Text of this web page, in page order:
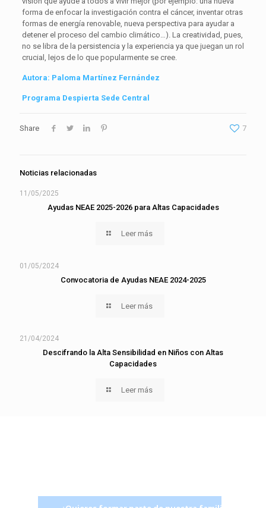
forma de enfocar la investigación contra el cáncer, inventar otras
formas de energía renovable, nueva perspectiva para ayudar a
detener el proceso del cambio climático…). La creatividad , pues,
no se libra de la persistencia y la experiencia ya que juegan un rol
crucial, lejos de lo que popularmente se cree.
Autora: Paloma Martínez Fernández
Programa Despierta Sede Central
Share 7
Noticias relacionadas
11/05/2025
Ayudas NEAE 2025-2026 para Altas Capacidades
Leer más
01/05/2024
Convocatoria de Ayudas NEAE 2024-2025
Leer más
21/04/2024
Descifrando la Alta Sensibilidad en Niños con Altas
Capacidades
Leer más